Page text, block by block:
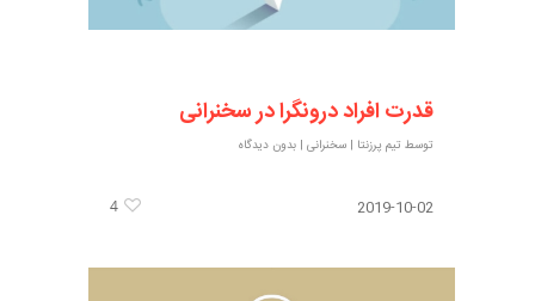
قدرت افراد درونگرا در سخنرانی
توسط تیم پرزنتا |سخنرانی |بدون دیدگاه
2019-10-02
4